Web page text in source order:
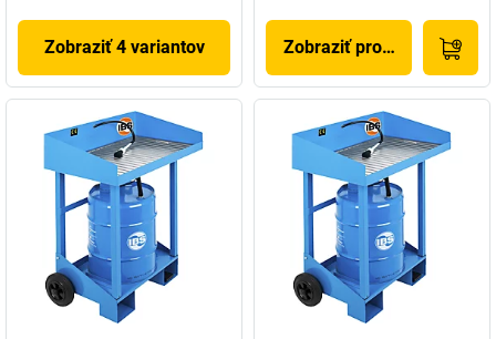
Zobraziť 4 variantov Zobraziť produkt